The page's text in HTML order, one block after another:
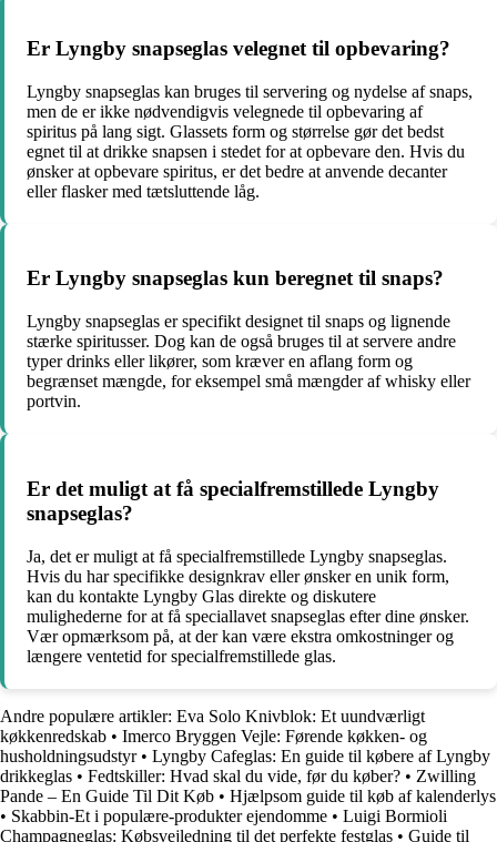
Er Lyngby snapseglas velegnet til opbevaring?
Lyngby snapseglas kan bruges til servering og nydelse af snaps,
men de er ikke nødvendigvis velegnede til opbevaring af
spiritus på lang sigt. Glassets form og størrelse gør det bedst
egnet til at drikke snapsen i stedet for at opbevare den. Hvis du
ønsker at opbevare spiritus, er det bedre at anvende decanter
eller flasker med tætsluttende låg.
Er Lyngby snapseglas kun beregnet til snaps?
Lyngby snapseglas er specifikt designet til snaps og lignende
stærke spiritusser. Dog kan de også bruges til at servere andre
typer drinks eller likører, som kræver en aflang form og
begrænset mængde, for eksempel små mængder af whisky eller
portvin.
Er det muligt at få specialfremstillede Lyngby
snapseglas?
Ja, det er muligt at få specialfremstillede Lyngby snapseglas.
Hvis du har specifikke designkrav eller ønsker en unik form,
kan du kontakte Lyngby Glas direkte og diskutere
mulighederne for at få speciallavet snapseglas efter dine ønsker.
Vær opmærksom på, at der kan være ekstra omkostninger og
længere ventetid for specialfremstillede glas.
Andre populære artikler: Eva Solo Knivblok: Et uundværligt
køkkenredskab • Imerco Bryggen Vejle: Førende køkken- og
husholdningsudstyr• Lyngby Cafeglas: En guide til købere af Lyngby
drikkeglas • Fedtskiller: Hvad skal du vide, før du køber? • Zwilling
Pande – En Guide Til Dit Køb • Hjælpsom guide til køb af kalenderlys
• Skabbin-Et i populære-produkter ejendomme • Luigi Bormioli
Champagneglas: Købsvejledning til det perfekte festglas • Guide til